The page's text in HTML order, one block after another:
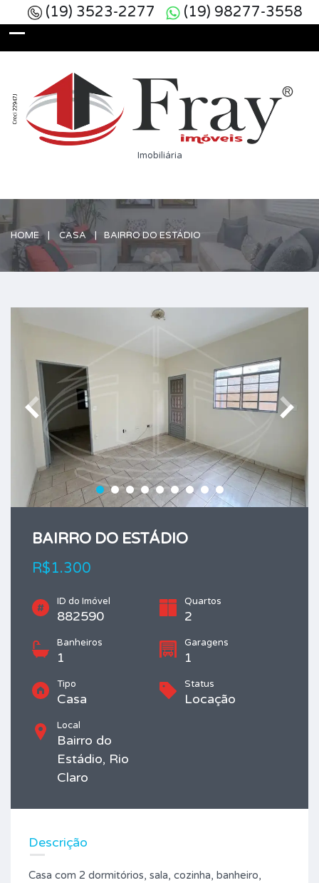
(19) 98277-3558
(19) 3523-2277
Imobiliária
HOME CASA BAIRRO DO ESTÁDIO
BAIRRO DO ESTÁDIO
R$1.300
ID do Imóvel
882590
Quartos
2
Banheiros
1
Garagens
1
Tipo
Casa
Status
Locação
Local
Bairro do
Estádio, Rio
Claro
Descrição
Casa com 2 dormitórios, sala, cozinha, banheiro,